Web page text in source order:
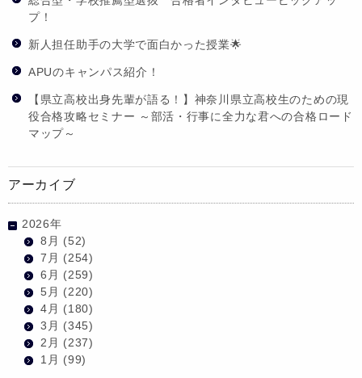
プ！
新人担任助手の大学で面白かった授業🌟
APUのキャンパス紹介！
【県立高校出身先輩が語る！】神奈川県立高校生のための現
役合格攻略セミナー ～部活・行事に全力な君への合格ロード
マップ～
アーカイブ
2026年
8月 (52)
7月 (254)
6月 (259)
5月 (220)
4月 (180)
3月 (345)
2月 (237)
1月 (99)